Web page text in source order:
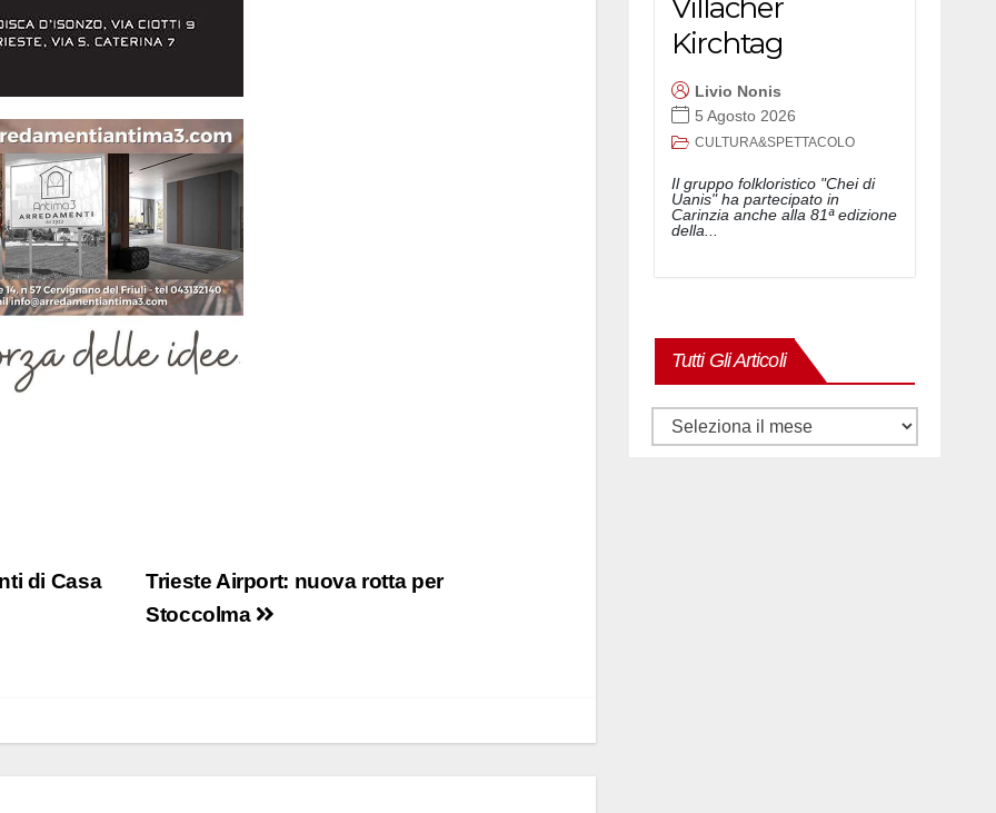
Trieste Airport: nuova rotta per
Stoccolma
di Casa
Villacher
Kirchtag
Livio Nonis
5 Agosto 2026
CULTURA&SPETTACOLO
Il gruppo folkloristico "Chei di
Uanis" ha partecipato in
Carinzia anche alla 81ª edizione
della...
Tutti Gli Articoli
Tutti